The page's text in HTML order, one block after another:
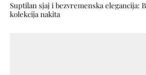
Suptilan sjaj i bezvremenska elegancija:
kolekcija nakita